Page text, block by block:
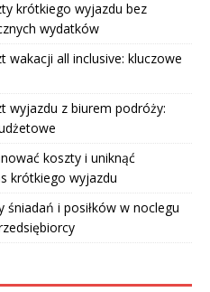
krótkiego wyjazdu bez
wydatków
wakacji all inclusive: kluczowe
wyjazdu z biurem podróży:
koszty i uniknąć
krótkiego wyjazdu
śniadań i posiłków w noclegu